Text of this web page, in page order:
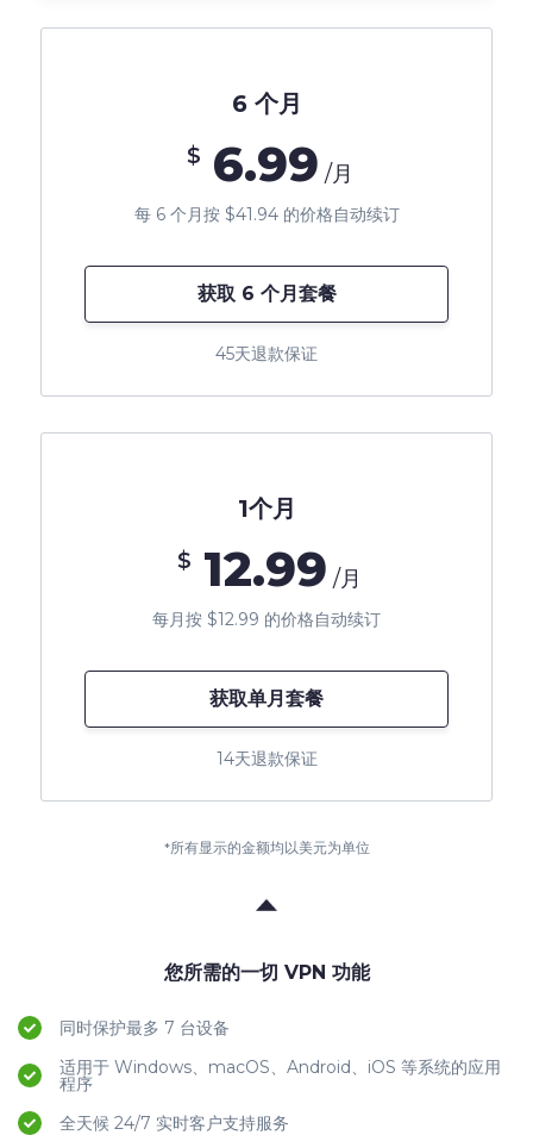
1个月
$ 12.99 /月
每月按 $12.99 的价格自动续订
获取单月套餐
14天退款保证
6 个月
$ 6.99 /月
每 6 个月按 $41.94 的价格自动续订
获取 6 个月套餐
45天退款保证
*所有显示的金额均以美元为单位
您所需的一切 VPN 功能
同时保护最多 7 台设备
适用于 Windows、macOS、Android、iOS 等系统的应用
程序
全天候 24/7 实时客户支持服务